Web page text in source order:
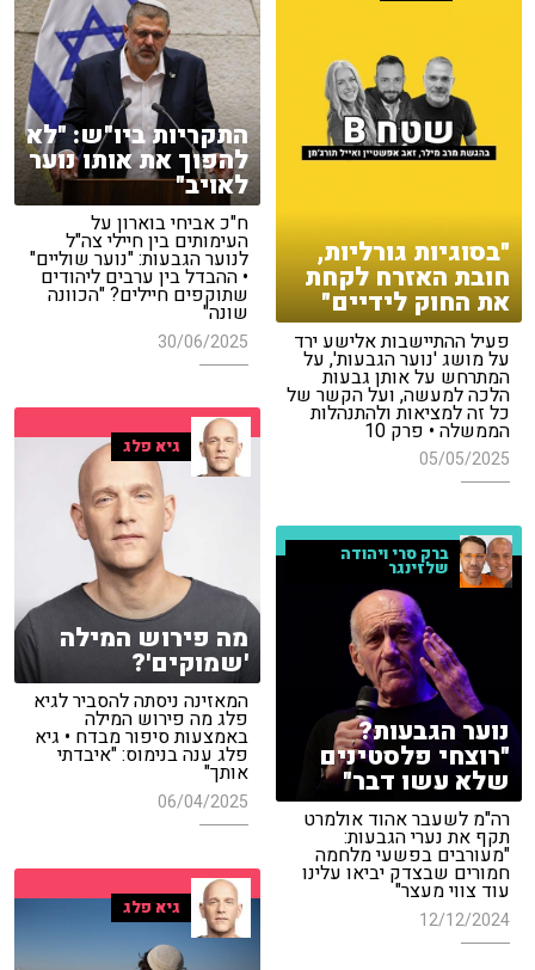
התקריות ביו"ש: "לא
להפוך את אותו נוער
לאויב"
ח"כ אביחי בוארון על
העימותים בין חיילי צה"ל
לנוער הגבעות: "נוער שוליים"
• ההבדל בין ערבים ליהודים
שתוקפים חיילים? "הכוונה
שונה"
30/06/2025
"בסוגיות גורליות,
חובת האזרח לקחת
את החוק לידיים"
פעיל ההתיישבות אלישע ירד
על מושג 'נוער הגבעות', על
המתרחש על אותן גבעות
הלכה למעשה, ועל הקשר של
כל זה למציאות ולהתנהלות
הממשלה • פרק 10
05/05/2025 גיא פלג
מה פירוש המילה
'שמוקים'?
המאזינה ניסתה להסביר לגיא
פלג מה פירוש המילה
באמצעות סיפור מבדח • גיא
פלג ענה בנימוס: "איבדתי
אותך"
06/04/2025
ברק סרי ויהודה
שלזינגר
נוער הגבעות?
"רוצחי פלסטינים
שלא עשו דבר"
רה"מ לשעבר אהוד אולמרט
תקף את נערי הגבעות:
"מעורבים בפשעי מלחמה
חמורים שבצדק יביאו עלינו
עוד צווי מעצר"
12/12/2024 גיא פלג